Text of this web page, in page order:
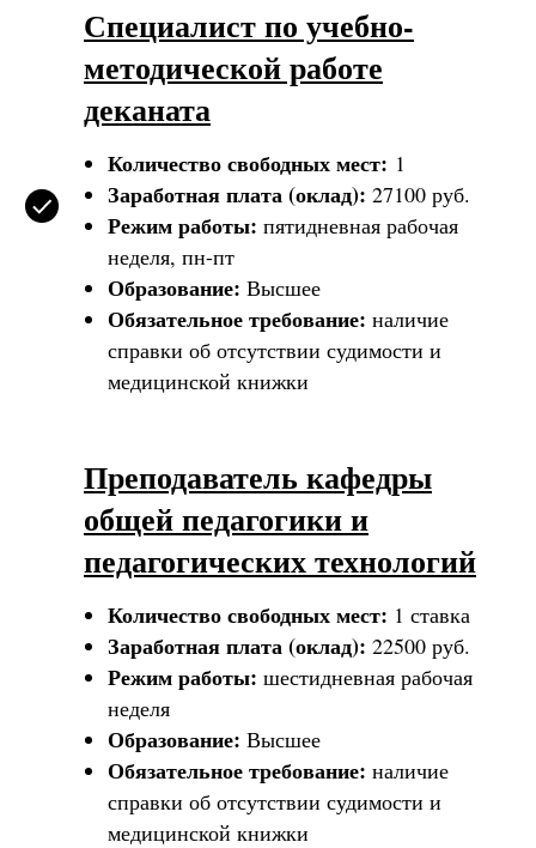
Специалист по учебно-
методической работе
деканата
Количество свободных мест: 1
Заработная плата (оклад): 27100 руб.
Режим работы: пятидневная рабочая
неделя, пн-пт
Образование: Высшее
Обязательное требование: наличие
справки об отсутствии судимости и
медицинской книжки
Преподаватель кафедры
общей педагогики и
педагогических технологий
Количество свободных мест: 1 ставка
Заработная плата (оклад): 22500 руб.
Режим работы: шестидневная рабочая
неделя
Образование: Высшее
Обязательное требование: наличие
справки об отсутствии судимости и
медицинской книжки